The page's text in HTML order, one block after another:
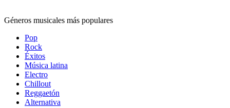
Géneros musicales más populares
Pop
Rock
Éxitos
Música latina
Electro
Chillout
Reggaetón
Alternativa